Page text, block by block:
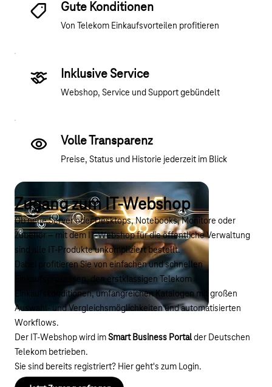
Gute Konditionen
Von Telekom Einkaufsvorteilen profitieren
Inklusive Service
Webshop, Service und Support gebündelt
Volle Transparenz
Preise, Status und Historie jederzeit im Blick
Zugang zum IT-Webshop
Ob neue Server oder Desktops, Notebooks, Monitore oder
Zubehör – mit dem IT-Webshop für die öffentliche Verwaltung
sind alle IT-Produkte unkompliziert bestellt.
Dabei profitieren Sie von einfachen und schnellen
Einkaufsprozessen, den erstklassigen Telekom
Einkaufskonditionen, umfangreichen Katalogen mit großen
Auswahl- und Vergleichsmöglichkeiten und automatisierten
Workflows.
Der IT-Webshop wird imSmart Business Portalder Deutschen
Telekom betrieben.
Sie sind bereits registriert? Hier geht's zum Login.